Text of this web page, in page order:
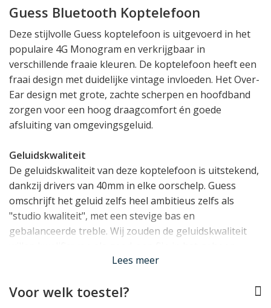
Guess Bluetooth Koptelefoon
Deze stijlvolle Guess koptelefoon is uitgevoerd in het
populaire 4G Monogram en verkrijgbaar in
verschillende fraaie kleuren. De koptelefoon heeft een
fraai design met duidelijke vintage invloeden. Het Over-
Ear design met grote, zachte scherpen en hoofdband
zorgen voor een hoog draagcomfort én goede
afsluiting van omgevingsgeluid.
Geluidskwaliteit
De geluidskwaliteit van deze koptelefoon is uitstekend,
dankzij drivers van 40mm in elke oorschelp. Guess
omschrijft het geluid zelfs heel ambitieus zelfs als
"studio kwaliteit", met een stevige bas en
gebalanceerde treble. Wij zouden de geluidskwaliteit
liggende balans met een lichte nadruk op een goede
ervaren zal worden.
Lees meer
Voor welk toestel?